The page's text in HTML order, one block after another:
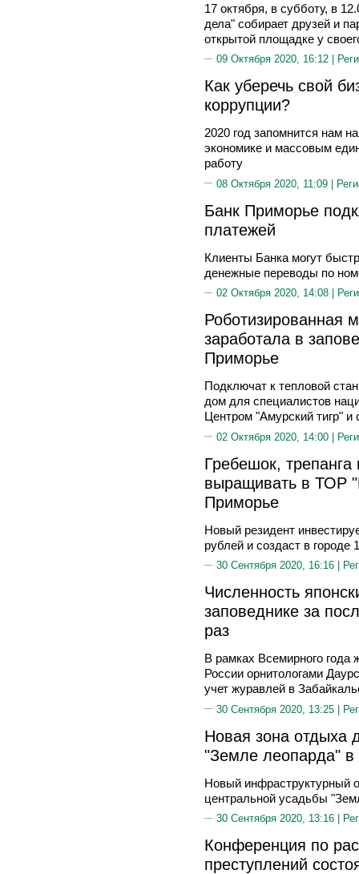
17 октября, в субботу, в
дела" собирает друзей и
открытой площадке у
09 Октября 2020, 16:12 |
Как уберечь свой
коррупции?
2020 год запомнится нам
экономике и массовым
работу
08 Октября 2020, 11:09 |
Банк Приморье
платежей
Клиенты Банка могут
денежные переводы по
02 Октября 2020, 14:08 |
Роботизированная
заработала в
Приморье
Подключат к тепловой
дом для специалистов
Центром "Амурский тигр"
02 Октября 2020, 14:00 |
Гребешок,
выращивать в ТОР
Приморье
Новый резидент
рублей и создаст в городе
30 Сентября 2020, 16:16 |
Численность
заповеднике за
раз
В рамках Всемирного
России орнитологами
учет журавлей в
30 Сентября 2020, 13:25 |
Новая зона отдыха
"Земле леопарда"
Новый инфраструктурный
центральной усадьбы
30 Сентября 2020, 13:16 |
Конференция по
преступлений